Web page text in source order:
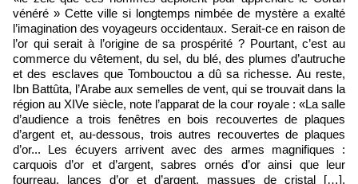
vénéré » Cette ville si longtemps nimbée de mystère a exalté
l’imagination des voyageurs occidentaux. Serait-ce en raison de
l’or qui serait à l’origine de sa prospérité ? Pourtant, c’est au
commerce du vêtement, du sel, du blé, des plumes d’autruche
et des esclaves que Tombouctou a dû sa richesse. Au reste,
Ibn Battûta, l’Arabe aux semelles de vent, qui se trouvait dans la
région au XIVe siècle, note l’apparat de la cour royale : «La salle
d’audience a trois fenêtres en bois recouvertes de plaques
d’argent et, au-dessous, trois autres recouvertes de plaques
d’or... Les écuyers arrivent avec des armes magnifiques :
carquois d’or et d’argent, sabres ornés d’or ainsi que leur
fourreau, lances d’or et d’argent, massues de cristal […].